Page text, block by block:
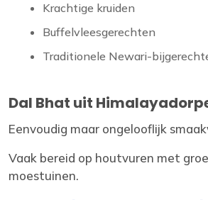
Krachtige kruiden
Buffelvleesgerechten
Traditionele Newari-
Dal Bhat uit
Eenvoudig maar ongelooflijk
Vaak bereid op houtvuren met
moestuinen.